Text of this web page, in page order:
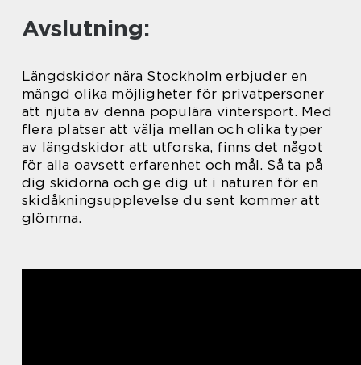
Avslutning:
Längdskidor nära Stockholm erbjuder en
mängd olika möjligheter för privatpersoner
att njuta av denna populära vintersport. Med
flera platser att välja mellan och olika typer
av längdskidor att utforska, finns det något
för alla oavsett erfarenhet och mål. Så ta på
dig skidorna och ge dig ut i naturen för en
skidåkningsupplevelse du sent kommer att
glömma.